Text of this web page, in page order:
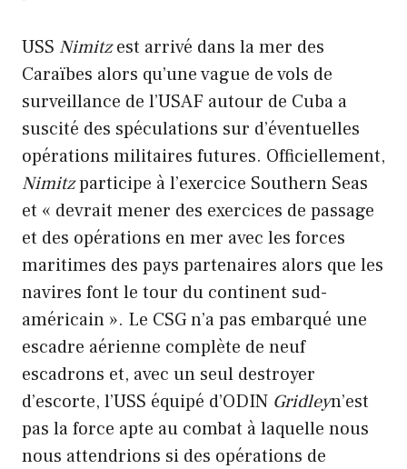
USS Nimitzest arrivé dans la mer des
Caraïbes alors qu’une vague de vols de
surveillance de l’USAF autour de Cuba a
suscité des spéculations sur d’éventuelles
opérations militaires futures. Officiellement,
Nimitzparticipe à l’exercice Southern Seas
et « devrait mener des exercices de passage
et des opérations en mer avec les forces
maritimes des pays partenaires alors que les
navires font le tour du continent sud-
américain ». Le CSG n’a pas embarqué une
escadre aérienne complète de neuf
escadrons et, avec un seul destroyer
d’escorte, l’USS équipé d’ODIN Gridleyn’est
pas la force apte au combat à laquelle nous
nous attendrions si des opérations de